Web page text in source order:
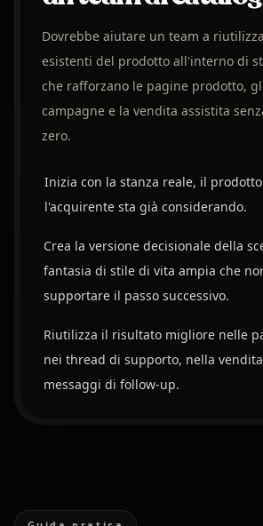
Dovrebbe aiutare un team a
esistenti del prodotto all'interno di
che rafforzano le pagine prodotto,
campagne e la vendita assistita
zero.
Inizia con la stanza reale, il
l'acquirente sta già considerando.
Crea la versione decisionale della
fantasia di stile di vita ampia che
supportare il passo successivo.
Riutilizza il risultato migliore nelle
nei thread di supporto, nella
messaggi di follow-up.